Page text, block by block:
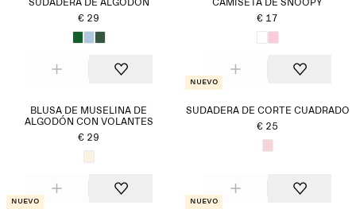
SUDADERA DE ALGODÓN
€ 29
CAMISETA DE SNOOPY
€ 17
BLUSA DE MUSELINA DE
ALGODÓN CON VOLANTES
€ 29
Nuevo
SUDADERA DE CORTE CUADRADO
€ 25
Nuevo Nuevo